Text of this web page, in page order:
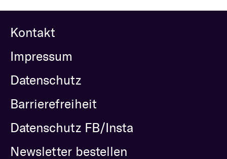
Kontakt
Impressum
Datenschutz
Barrierefreiheit
Datenschutz FB/Insta
Newsletter bestellen